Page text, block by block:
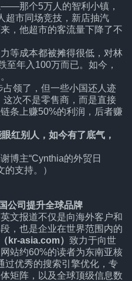
那个5万人的智利小镇，
超市同场竞技，新店抽汽
，他超市的客流量下降了不
等成本都被摊得很低，对林
至年入100万而已。如今，
占领了，但一些小国还人迹
这次不是零售商，而是直接
条上赚50%的利润，后者赚
红别人，如今有了底气，
博主“Cynthia的外贸日
的支持。）
公司提升全球品牌
文报道不仅是向海外客户和
，也是企业在世界范围内的
kr-asia.com） 致力于向世
站约60%的读者为东南亚核
过优秀的搜索引擎优化，专
矩阵，以及全球顶级信息数